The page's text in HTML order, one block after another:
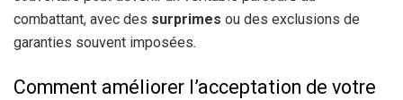
combattant, avec des surprimes ou des exclusions de
garanties souvent imposées.
Comment améliorer l’acceptation de votre